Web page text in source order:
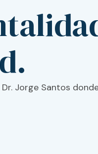
Jorge Santos